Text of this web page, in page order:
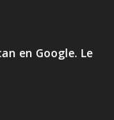
en Google. Le